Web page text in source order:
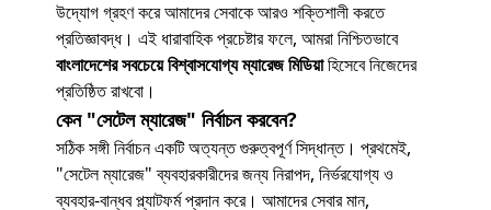
উদ্যোগ গ্রহণ করে আমাদের সেবাকে আরও শক্তিশালী করতে
প্রতিজ্ঞাবদ্ধ। এই ধারাবাহিক প্রচেষ্টার ফলে, আমরা নিশ্চিতভাবে
বাংলাদেশের সবচেয়ে বিশ্বাসযোগ্য ম্যারেজ মিডিয়াহিসেবে নিজেদের
প্রতিষ্ঠিত রাখবো।
কেন "সেটেল ম্যারেজ" নির্বাচন করবেন?
সঠিক সঙ্গী নির্বাচন একটি অত্যন্ত গুরুত্বপূর্ণ সিদ্ধান্ত। প্রথমেই,
"সেটেল ম্যারেজ" ব্যবহারকারীদের জন্য নিরাপদ, নির্ভরযোগ্য ও
ব্যবহার-বান্ধব প্ল্যাটফর্ম প্রদান করে। আমাদের সেবার মান,